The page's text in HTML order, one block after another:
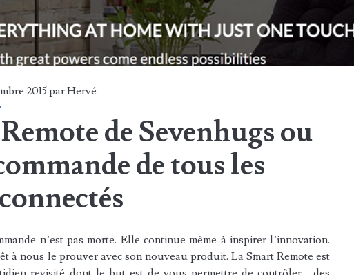
2015 parHervé
de Sevenhugs ou
de tous les
n’est pas morte. Elle continue même à inspirer l’innovation.
à nous le prouver avec son nouveau produit. La Smart Remote est